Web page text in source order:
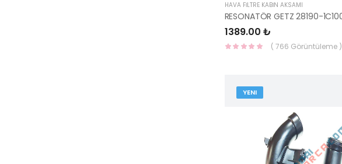
HAVA FİLTRE KABİN AKSAMI
1389.00 ₺
( 766 Görüntüleme )
YENI